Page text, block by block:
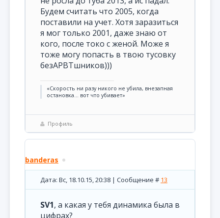
Будем считать что 2005, когда
поставили на учет. Хотя заразиться
я мог только 2001, даже знаю от
кого, после токо с женой. Може я
тоже могу попасть в твою тусовку
безАРВТшников)))
«Скорость ни разу никого не убила, внезапная
остановка... вот что убивает»
Профиль
banderas
Дата: Вс, 18.10.15, 20:38 | Сообщение # 13
SV1, а какая у тебя динамика была в
цифрах?